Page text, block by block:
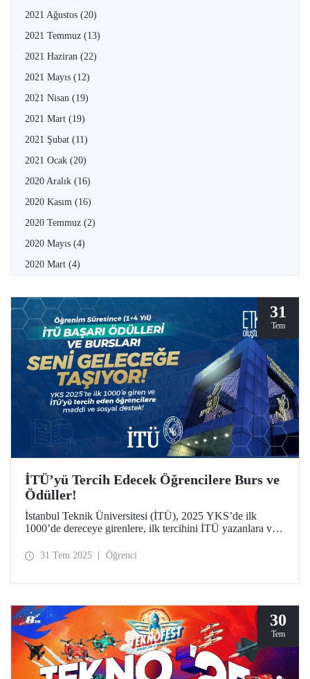
2021 Ağustos (20)
2021 Temmuz (13)
2021 Haziran (22)
2021 Mayıs (12)
2021 Nisan (19)
2021 Mart (19)
2021 Şubat (11)
2021 Ocak (20)
2020 Aralık (16)
2020 Kasım (16)
2020 Temmuz (2)
2020 Mayıs (4)
2020 Mart (4)
31
Tem
İTÜ’yü Tercih Edecek Öğrencilere Burs ve
Ödüller!
İstanbul Teknik Üniversitesi (İTÜ), 2025 YKS’de ilk
1000’de dereceye girenlere, ilk tercihini İTÜ yazanlara ve
çekiyor.
31 Tem 2025 Öğrenci
30
Tem